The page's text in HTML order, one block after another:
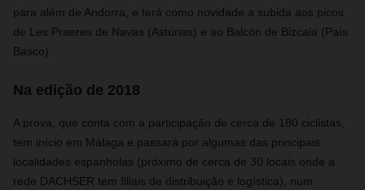
para além de Andorra, e terá como novidade a subida aos picos
de Les Praeres de Navas (Astúrias) e ao Balcón de Bizcaia (País
Basco).
Na edição de 2018
A prova, que conta com a participação de cerca de 180 ciclistas,
tem início em Málaga e passará por algumas das principais
localidades espanholas (próximo de cerca de 30 locais onde a
rede DACHSER tem filiais de distribuição e logística), num